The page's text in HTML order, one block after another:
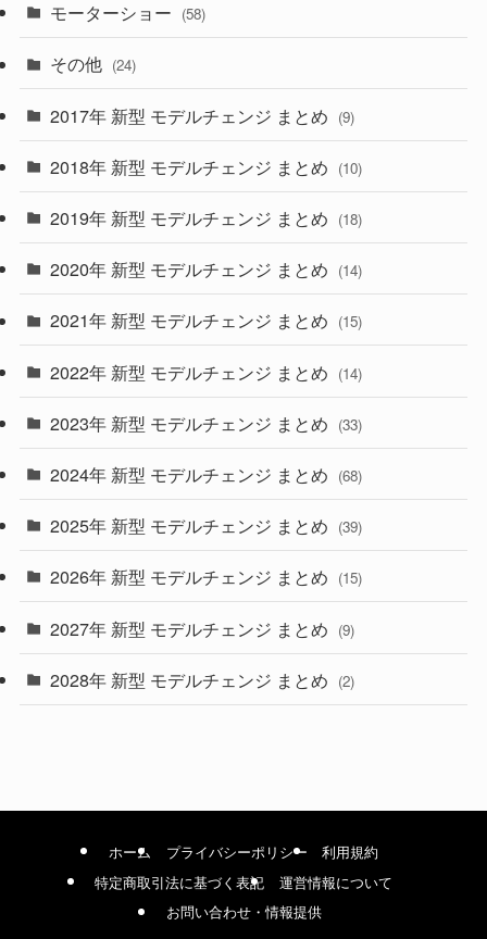
(9)
(4)
(30)
(27)
(26)
(33)
(10)
(35)
(10)
(9)
(22)
(4)
(9)
(4)
(1)
モーターショー (58)
その他 (24)
2017年 新型 モデルチェンジ まとめ (9)
2018年 新型 モデルチェンジ まとめ (10)
2019年 新型 モデルチェンジ まとめ (18)
2020年 新型 モデルチェンジ まとめ (14)
2021年 新型 モデルチェンジ まとめ (15)
2022年 新型 モデルチェンジ まとめ (14)
2023年 新型 モデルチェンジ まとめ (33)
2024年 新型 モデルチェンジ まとめ (68)
2025年 新型 モデルチェンジ まとめ (39)
2026年 新型 モデルチェンジ まとめ (15)
2027年 新型 モデルチェンジ まとめ (9)
2028年 新型 モデルチェンジ まとめ (2)
ホーム プライバシーポリシー
利用規約
特定商取引法に基づく表記
運営情報について
お問い合わせ・情報提供